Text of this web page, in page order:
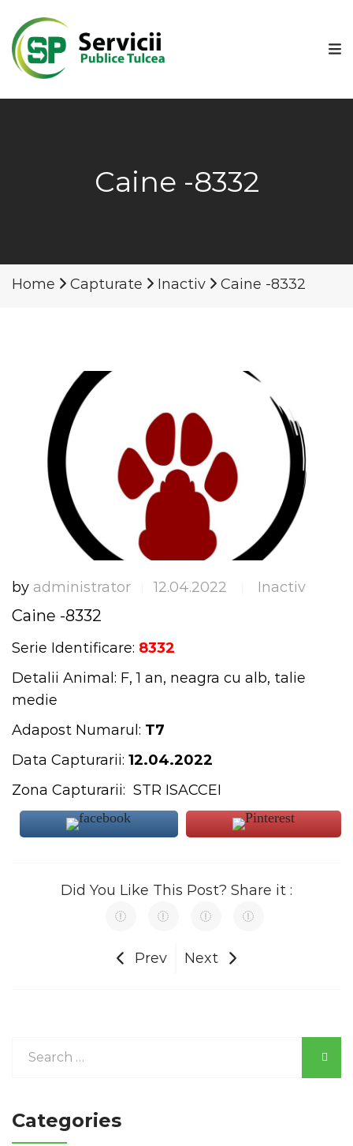
Caine -8332
Home Capturate Inactiv Caine -8332
by administrator 12.04.2022 Inactiv
Caine -8332
Serie Identificare: 8332
Detalii Animal: F, 1 an, neagra cu alb, talie
medie
Adapost Numarul: T7
Data Capturarii: 12.04.2022
Zona Capturarii: STR ISACCEI
Did You Like This Post? Share it :
Prev Next
Categories